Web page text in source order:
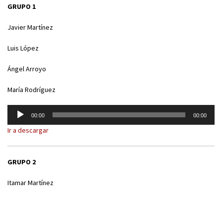
GRUPO 1
Javier Martínez
Luis López
Ángel Arroyo
María Rodríguez
Reproductor
audio
00:00 00:00
Ir a descargar
GRUPO 2
Itamar Martínez